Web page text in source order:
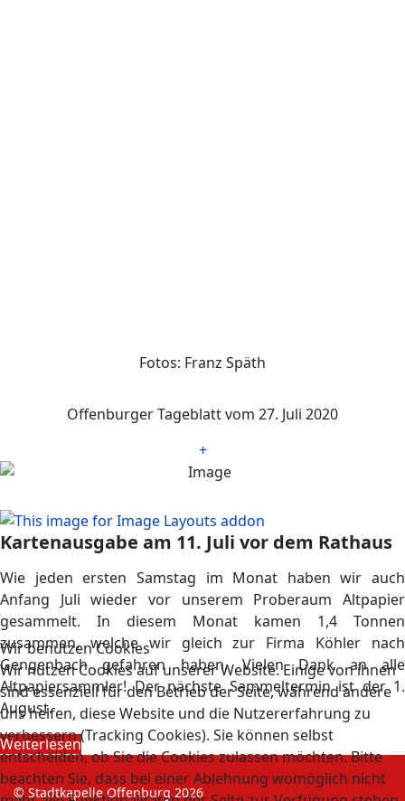
Fotos: Franz Späth
Offenburger Tageblatt vom 27. Juli 2020
+
Kartenausgabe am 11. Juli vor dem Rathaus
Wie jeden ersten Samstag im Monat haben wir auch
Anfang Juli wieder vor unserem Proberaum Altpapier
gesammelt. In diesem Monat kamen 1,4 Tonnen
zusammen, welche wir gleich zur Firma Köhler nach
Gengenbach gefahren haben. Vielen Dank an alle
Altpapiersammler! Der nächste Sammeltermin ist der 1.
August.
Weiterlesen
© Stadtkapelle Offenburg 2026
Wir benutzen Cookies
Wir nutzen Cookies auf unserer Website. Einige von ihnen
sind essenziell für den Betrieb der Seite, während andere
uns helfen, diese Website und die Nutzererfahrung zu
verbessern (Tracking Cookies). Sie können selbst
entscheiden, ob Sie die Cookies zulassen möchten. Bitte
beachten Sie, dass bei einer Ablehnung womöglich nicht